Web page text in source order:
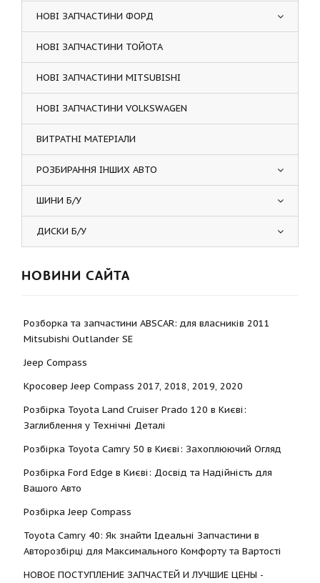
НОВІ ЗАПЧАСТИНИ ФОРД
НОВІ ЗАПЧАСТИНИ ТОЙОТА
НОВІ ЗАПЧАСТИНИ MITSUBISHI
НОВІ ЗАПЧАСТИНИ VOLKSWAGEN
ВИТРАТНІ МАТЕРІАЛИ
РОЗБИРАННЯ ІНШИХ АВТО
ШИНИ Б/У
ДИСКИ Б/У
НОВИНИ САЙТА
Розборка та запчастини ABSCAR: для власників 2011
Mitsubishi Outlander SE
Jeep Compass
Кросовер Jeep Compass 2017, 2018, 2019, 2020
Розбірка Toyota Land Cruiser Prado 120 в Києві:
Заглиблення у Технічні Деталі
Розбірка Toyota Camry 50 в Києві: Захоплюючий Огляд
Розбірка Ford Edge в Києві: Досвід та Надійність для
Вашого Авто
Розбірка Jeep Compass
Toyota Camry 40: Як знайти Ідеальні Запчастини в
Авторозбірці для Максимального Комфорту та Вартості
НОВОЕ ПОСТУПЛЕНИЕ ЗАПЧАСТЕЙ И ЛУЧШИЕ ЦЕНЫ -